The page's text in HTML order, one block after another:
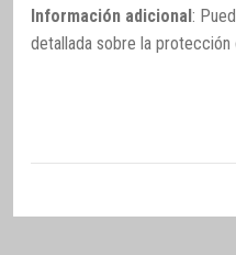
Información adicional:
detallada sobre la protección